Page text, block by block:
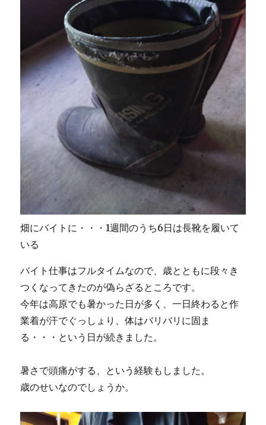
畑にバイトに・・・1週間のうち6日は長靴を履いて
いる
バイト仕事はフルタイムなので、歳とともに段々き
つくなってきたのが偽らざるところです。
今年は高原でも暑かった日が多く、一日終わると作
業着が汗でぐっしょり、体はバリバリに固ま
る・・・という日が続きました。
暑さで頭痛がする、という経験もしました。
歳のせいなのでしょうか。